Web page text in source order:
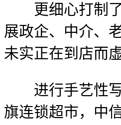
更细心打制了
展政企、中介、
未实正在到店而
进行手艺性写
旗连锁超市，中